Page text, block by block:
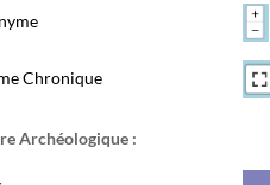
Chronique
Archéologique :